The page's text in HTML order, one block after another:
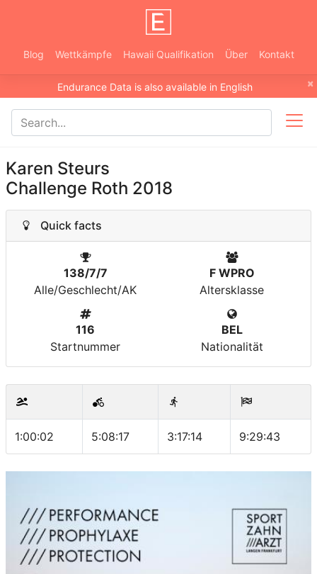
Blog Wettkämpfe Hawaii Qualifikation Über Kontakt
×
Endurance Data is also available in English
Karen Steurs
Challenge Roth 2018
Quick facts
138/7/7
Alle/Geschlecht/AK
F WPRO
Altersklasse
116
Startnummer
BEL
Nationalität
1:00:02 5:08:17 3:17:14 9:29:43